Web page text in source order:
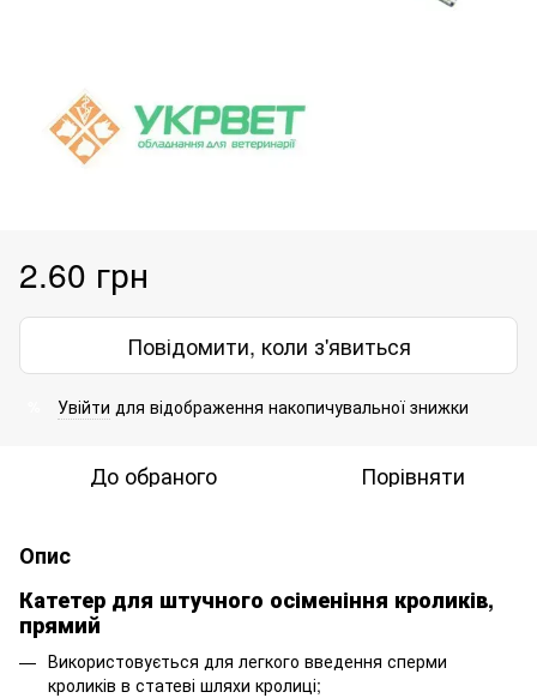
2.60 грн
Повідомити, коли з'явиться
Увійти для відображення накопичувальної знижки
До обраного Порівняти
Опис
Катетер для штучного осіменіння кроликів,
прямий
Використовується для легкого введення сперми
кроликів в статеві шляхи кролиці;